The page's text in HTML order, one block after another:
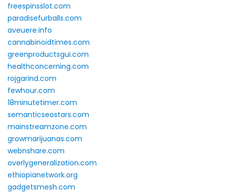
freespinsslot.com
paradisefurballs.com
aveuere.info
cannabinoidtimes.com
greenproductsgui.com
healthconcerning.com
rojgarind.com
fewhour.com
18minutetimer.com
semanticseostars.com
mainstreamzone.com
growmarijuanas.com
webnshare.com
overlygeneralization.com
ethiopianetwork.org
gadgetsmesh.com